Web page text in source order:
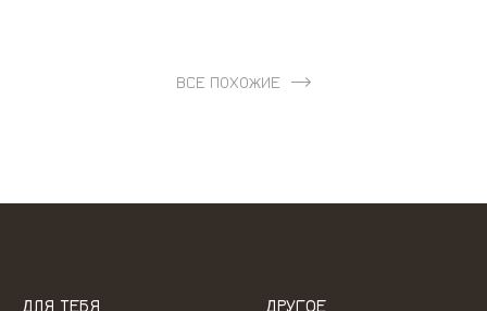
ВСЕ ПОХОЖИЕ
ДЛЯ ТЕБЯ ДРУГОЕ